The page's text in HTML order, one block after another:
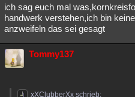
Spiritualität Verschwörungen
Natur Umfragen
weitere Rubriken
Philosophie
Astronomie
ich sag euch mal
handwerk verstehen,ich bin
anzweifeln das sei gesagt
Tommy137
xXClubberXx schrieb: